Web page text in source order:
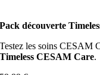
Pack découverte
Testez les soins CESAM
Timeless CESAM Care.